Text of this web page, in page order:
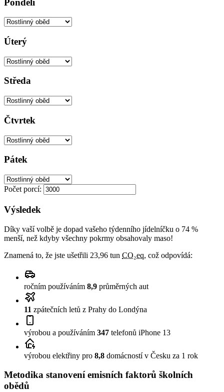
Úterý
Středa
Čtvrtek
Pátek
Počet porcí:
Výsledek
Díky vaší volbě je dopad vašeho týdenního jídelníčku o 74 %
menší, než kdyby všechny pokrmy obsahovaly maso!
Znamená to, že jste ušetřili 23,96 tun CO₂eq, což odpovídá:
ročním používáním 8,9 průměrných aut
11 zpátečních letů z Prahy do Londýna
výrobou a používáním 347 telefonů iPhone 13
výrobou elektřiny pro 8,8 domácností v Česku za 1 rok
Metodika stanovení emisních faktorů školních
obědů